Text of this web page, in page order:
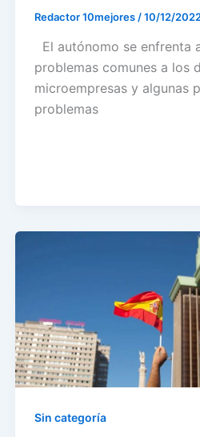
Redactor 10mejores /10/12/
El autónomo se enfrenta
problemas comunes a los
microempresas y algunas
problemas
Sin categoría